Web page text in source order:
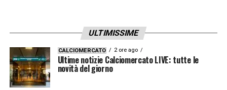
ULTIMISSIME
CALCIOMERCATO 2 ore ago
Ultime notizie Calciomercato LIVE: tutte le
novità del giorno